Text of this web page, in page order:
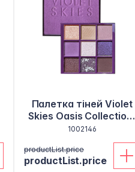
Палетка тіней Violet
Skies Oasis Collection,
8,1 г
1002146
productList.price
productList.price